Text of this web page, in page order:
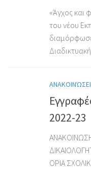
«Άγχος και
του νέου
Διαδικτυακή
2022-23
ΟΡΙΑ